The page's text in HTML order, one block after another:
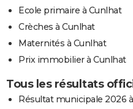
Ecole primaire à Cunlhat
Crèches à Cunlhat
Maternités à Cunlhat
Prix immobilier à Cunlhat
Tous les résultats
Résultat municipale 2026